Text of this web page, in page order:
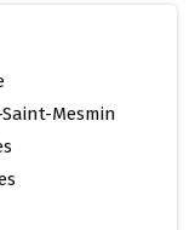
Mesmin